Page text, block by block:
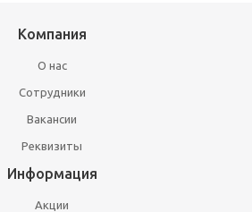
Компания
О нас
Сотрудники
Вакансии
Реквизиты
Информация
Акции